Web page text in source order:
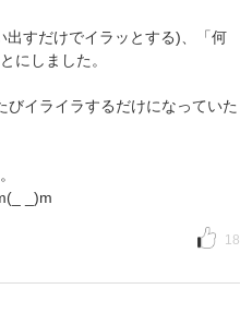
すだけでイラッとする)、「何
にしました。
イライラするだけになっていた
_)m
18